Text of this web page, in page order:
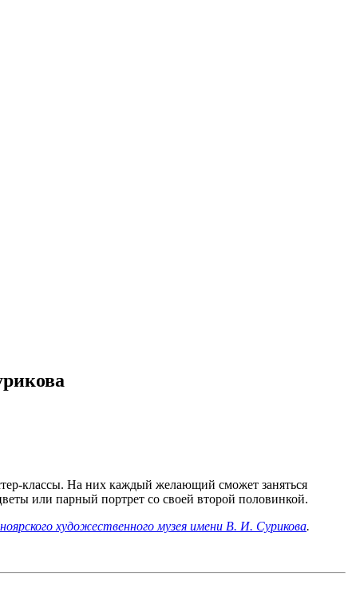
классы. На них каждый желающий сможет заняться
или парный портрет со своей второй половинкой.
художественного музея имени В. И. Сурикова.